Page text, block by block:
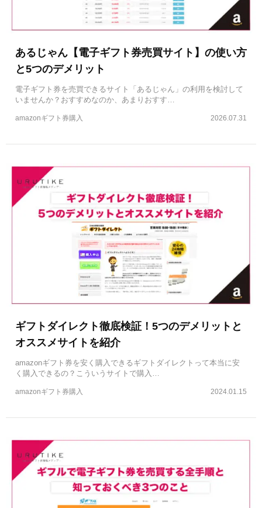
あるじゃん【電子ギフト券売買サイト】の使い方
と5つのデメリット
電子ギフト券を売買できるサイト「あるじゃん」の利用を検討して
いませんか？おすすめなのか、あまりおすす…
2026.07.31
amazonギフト券購入
ギフトダイレクト徹底検証！5つのデメリットと
オススメサイトを紹介
amazonギフト券を安く購入できるギフトダイレクトって本当に安
く購入できるの？こういうサイトで購入…
2024.01.15
amazonギフト券購入